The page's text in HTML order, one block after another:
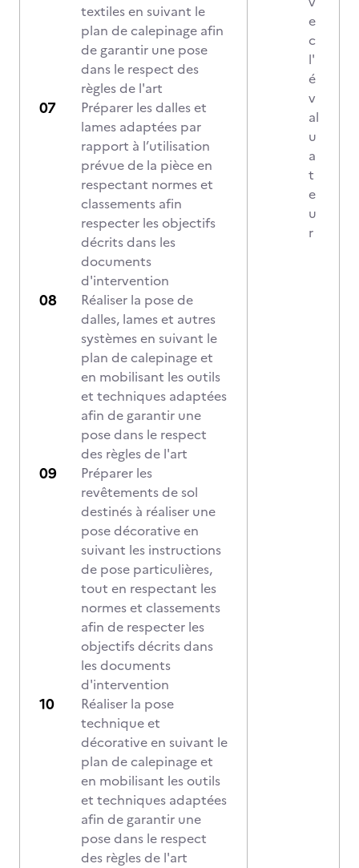
textiles en suivant le
plan de calepinage afin
de garantir une pose
dans le respect des
règles de l'art
Préparer les dalles et
lames adaptées par
rapport à l’utilisation
prévue de la pièce en
respectant normes et
classements afin
respecter les objectifs
décrits dans les
documents
d'intervention
Réaliser la pose de
dalles, lames et autres
systèmes en suivant le
plan de calepinage et
en mobilisant les outils
et techniques adaptées
afin de garantir une
pose dans le respect
des règles de l'art
Préparer les
revêtements de sol
destinés à réaliser une
pose décorative en
suivant les instructions
de pose particulières,
tout en respectant les
normes et classements
afin de respecter les
objectifs décrits dans
les documents
d'intervention
Réaliser la pose
technique et
décorative en suivant le
plan de calepinage et
en mobilisant les outils
et techniques adaptées
afin de garantir une
pose dans le respect
des règles de l'art
e
c
l'
é
v
al
u
a
t
e
u
r